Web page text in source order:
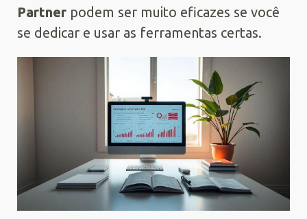
Partner podem ser muito eficazes se você
se dedicar e usar as ferramentas certas.